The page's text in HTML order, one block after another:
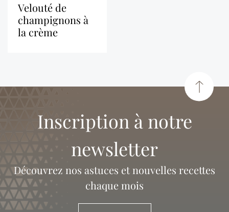
velouté de
champignons à
la crème
Inscription à notre
newsletter
Découvrez nos astuces et nouvelles recettes
chaque mois